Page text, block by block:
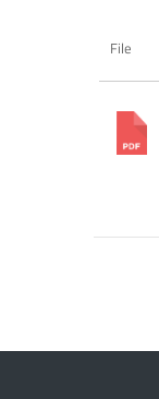
File